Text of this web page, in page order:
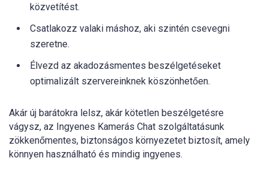
közvetítést.
Csatlakozz valaki máshoz, aki szintén csevegni
szeretne.
Élvezd az akadozásmentes beszélgetéseket
optimalizált szervereinknek köszönhetően.
Akár új barátokra lelsz, akár kötetlen beszélgetésre
vágysz, az Ingyenes Kamerás Chat szolgáltatásunk
zökkenőmentes, biztonságos környezetet biztosít, amely
könnyen használható és mindig ingyenes.